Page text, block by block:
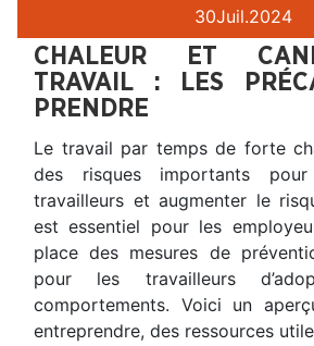
30Juil.2024
CHALEUR ET
TRAVAIL : LES
PRENDRE
Le travail par temps de forte
des risques importants
travailleurs et augmenter le
est essentiel pour les
place des mesures de
pour les travailleurs
comportements. Voici un
entreprendre, des ressources